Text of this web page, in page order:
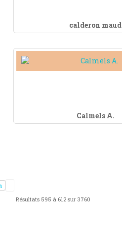
calderon maud
Calmels A.
Résultats 595 à 612 sur 3760